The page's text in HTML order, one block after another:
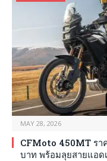
MAY 28, 2026
CFMoto 450MT รา
บาท พร้อมลุยสายแอด